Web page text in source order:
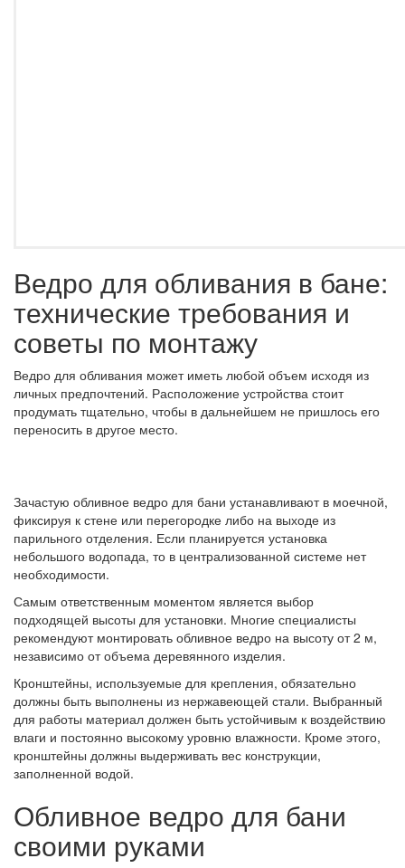
Ведро для обливания в бане:
технические требования и
советы по монтажу
Ведро для обливания может иметь любой объем исходя из
личных предпочтений. Расположение устройства стоит
продумать тщательно, чтобы в дальнейшем не пришлось его
переносить в другое место.
Зачастую обливное ведро для бани устанавливают в моечной,
фиксируя к стене или перегородке либо на выходе из
парильного отделения. Если планируется установка
небольшого водопада, то в централизованной системе нет
необходимости.
Самым ответственным моментом является выбор
подходящей высоты для установки. Многие специалисты
рекомендуют монтировать обливное ведро на высоту от 2 м,
независимо от объема деревянного изделия.
Кронштейны, используемые для крепления, обязательно
должны быть выполнены из нержавеющей стали. Выбранный
для работы материал должен быть устойчивым к воздействию
влаги и постоянно высокому уровню влажности. Кроме этого,
кронштейны должны выдерживать вес конструкции,
заполненной водой.
Обливное ведро для бани
своими руками